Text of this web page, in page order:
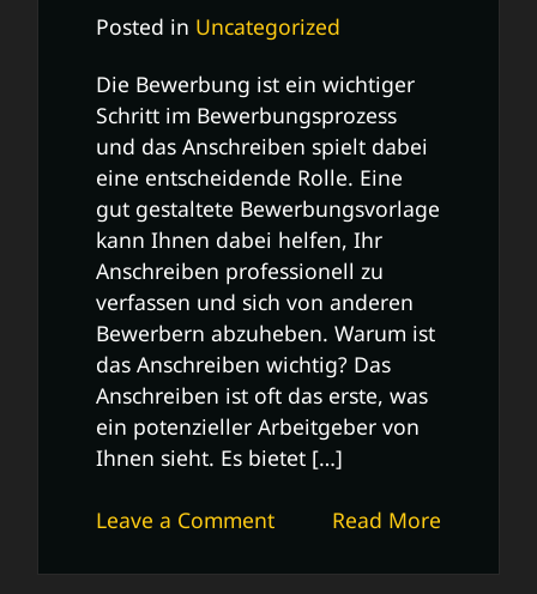
Posted in Uncategorized
Die Bewerbung ist ein wichtiger
Schritt im Bewerbungsprozess
und das Anschreiben spielt dabei
eine entscheidende Rolle. Eine
gut gestaltete Bewerbungsvorlage
kann Ihnen dabei helfen, Ihr
Anschreiben professionell zu
verfassen und sich von anderen
Bewerbern abzuheben. Warum ist
das Anschreiben wichtig? Das
Anschreiben ist oft das erste, was
ein potenzieller Arbeitgeber von
Ihnen sieht. Es bietet […]
Read More
Leave a Commenton
Bewerbung: